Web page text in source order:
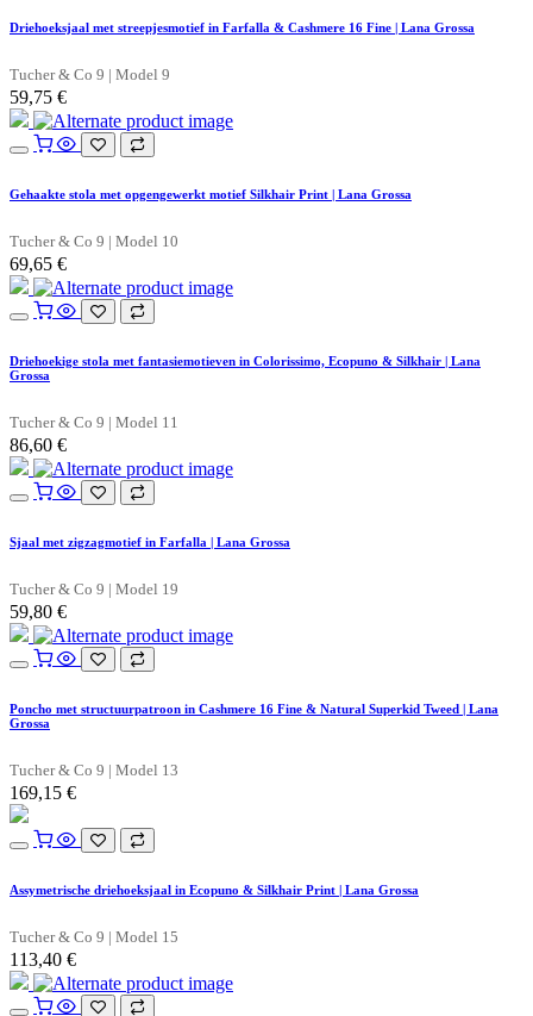
Driehoeksjaal met streepjesmotief in Farfalla & Cashmere 16 Fine | Lana Grossa
Tucher & Co 9 | Model 9
59,75 €
Gehaakte stola met opgengewerkt motief Silkhair Print | Lana Grossa
Tucher & Co 9 | Model 10
69,65 €
Driehoekige stola met fantasiemotieven in Colorissimo, Ecopuno & Silkhair | Lana
Grossa
Tucher & Co 9 | Model 11
86,60 €
Sjaal met zigzagmotief in Farfalla | Lana Grossa
Tucher & Co 9 | Model 19
59,80 €
Poncho met structuurpatroon in Cashmere 16 Fine & Natural Superkid Tweed | Lana
Grossa
Tucher & Co 9 | Model 13
169,15 €
Assymetrische driehoeksjaal in Ecopuno & Silkhair Print | Lana Grossa
Tucher & Co 9 | Model 15
113,40 €